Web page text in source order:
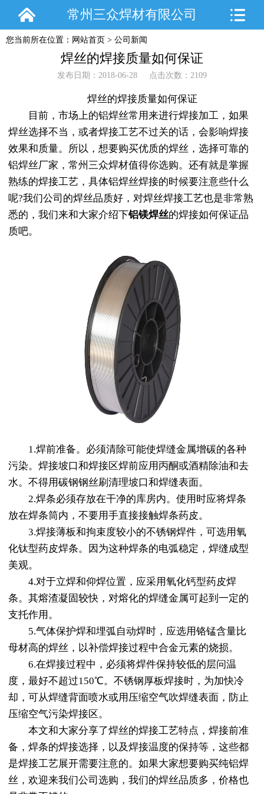
常州三众焊材有限公司
您当前所在位置： 网站首页 > 公司新闻
焊丝的焊接质量如何保证
发布日期：2018-06-28 点击次数：2109
焊丝的焊接质量如何保证
目前，市场上的铝焊丝常用来进行焊接加工，如果
焊丝选择不当，或者焊接工艺不过关的话，会影响焊接
效果和质量。所以，想要购买优质的焊丝，选择可靠的
铝焊丝厂家，常州三众焊材值得你选购。还有就是掌握
熟练的焊接工艺，具体铝焊丝焊接的时候要注意些什么
呢?我们公司的焊丝品质好，对焊丝焊接工艺也是非常熟
悉的，我们来和大家介绍下铝镁焊丝的焊接如何保证品
质吧。
1.焊前准备。必须清除可能使焊缝金属增碳的各种
污染。焊接坡口和焊接区焊前应用丙酮或酒精除油和去
水。不得用碳钢钢丝刷清理坡口和焊缝表面。
2.焊条必须存放在干净的库房内。使用时应将焊条
放在焊条筒内，不要用手直接接触焊条药皮。
3.焊接薄板和拘束度较小的不锈钢焊件，可选用氧
化钛型药皮焊条。因为这种焊条的电弧稳定，焊缝成型
美观。
4.对于立焊和仰焊位置，应采用氧化钙型药皮焊
条。其熔渣凝固较快，对熔化的焊缝金属可起到一定的
支托作用。
5.气体保护焊和埋弧自动焊时，应选用铬锰含量比
母材高的焊丝，以补偿焊接过程中合金元素的烧损。
6.在焊接过程中，必须将焊件保持较低的层问温
度，最好不超过150℃。不锈钢厚板焊接时，为加快冷
却，可从焊缝背面喷水或用压缩空气吹焊缝表面，防止
压缩空气污染焊接区。
本文和大家分享了焊丝的焊接工艺特点，焊接前准
备，焊条的焊接选择，以及焊接温度的保持等，这些都
是焊接工艺展开需要注意的。如果大家想要购买纯铝焊
丝 ，欢迎来我们公司选购，我们的焊丝品质多，价格也